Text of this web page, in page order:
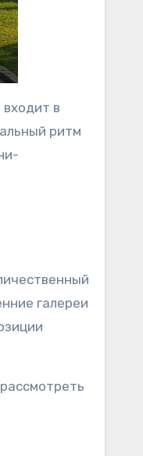
в
ритм
галереи